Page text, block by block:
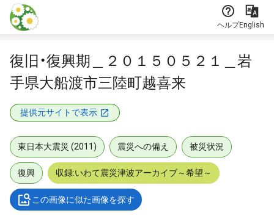
本文に飛ぶ
ヘルプEnglish
復旧・復興期＿２０１５０５２１＿岩
手県大船渡市三陸町越喜来
提供元サイトで表示
東日本大震災 (2011) 震災への備え 被災状況
復興 収録:いわて震災津波アーカイブ～希望～
この画像に似た画像を探す